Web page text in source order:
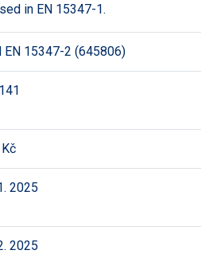
in EN 15347-1.
EN 15347-2 (645806)
2025
2025